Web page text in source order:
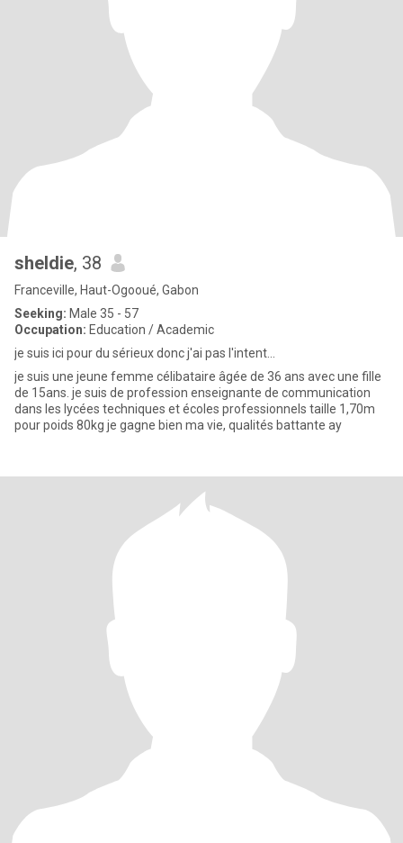
sheldie, 38
Franceville, Haut-Ogooué, Gabon
Seeking: Male 35 - 57
Occupation: Education / Academic
je suis ici pour du sérieux donc j'ai pas l'intent...
je suis une jeune femme célibataire âgée de 36 ans avec une fille
de 15ans. je suis de profession enseignante de communication
dans les lycées techniques et écoles professionnels taille 1,70m
pour poids 80kg je gagne bien ma vie, qualités battante ay